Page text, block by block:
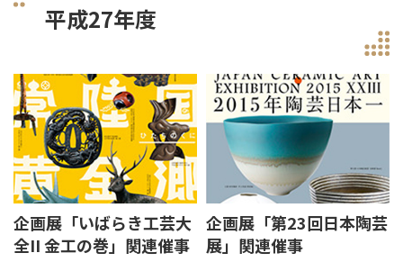
平成27年度
企画展「いばらき工芸大
全II 金工の巻」関連催事
企画展「第23回日本陶芸
展」関連催事